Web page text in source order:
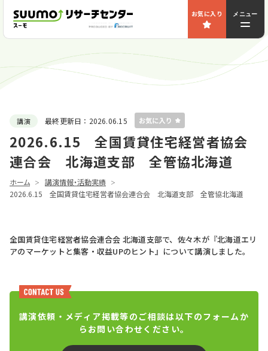
お気に入り メニュー
講演 最終更新日： 2026.06.15
2026.6.15 全国賃貸住宅経営者協会
連合会 北海道支部 全管協北海道
ホーム
講演情報・活動実績
2026.6.15 全国賃貸住宅経営者協会連合会 北海道支部 全管協北海道
全国賃貸住宅経営者協会連合会 北海道支部で、佐々木が『北海道エリ
アのマーケットと集客・収益UPのヒント』について講演しました。
講演依頼・メディア掲載等のご相談は以下のフォームか
らお問い合わせください。